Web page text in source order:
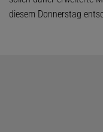
diesem Donnerstag